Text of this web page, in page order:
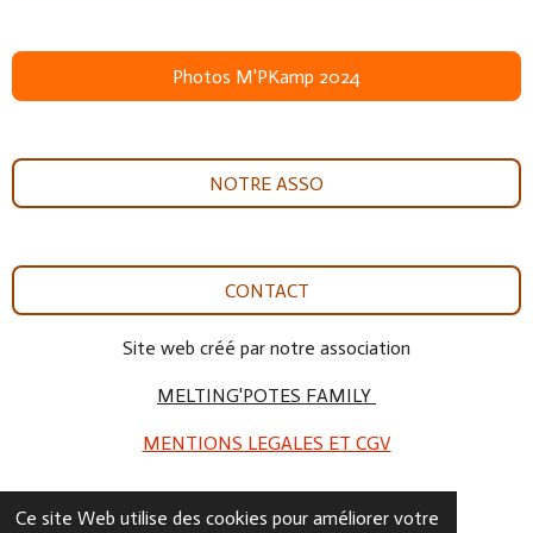
Ce site Web utilise des cookies pour améliorer votre
Photos M'PKamp 2024
NOTRE ASSO
CONTACT
Site web créé par notre association
MELTING'POTES FAMILY
MENTIONS LEGALES ET CGV
© 2024 - 2026 Asso Melting'Potes Family 51